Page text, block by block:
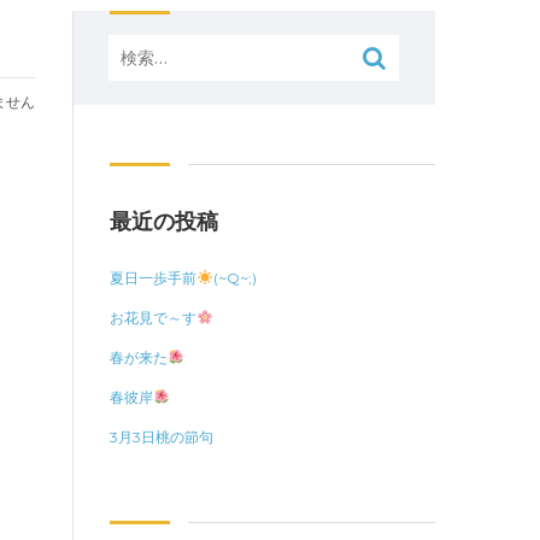
せん
検
索:
最近の投稿
夏日一歩手前 (~Q~;)
お花見で～す
春が来た
春彼岸
3月3日桃の節句